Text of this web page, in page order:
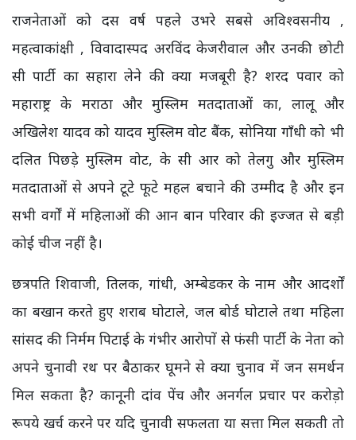
राजनेताओं को दस वर्ष पहले उभरे सबसे अविश्वसनीय ,
महत्वाकांक्षी , विवादास्पद अरविंद केजरीवाल और उनकी छोटी
सी पार्टी का सहारा लेने की क्या मजबूरी है? शरद पवार को
महाराष्ट्र के मराठा और मुस्लिम मतदाताओं का, लालू और
अखिलेश यादव को यादव मुस्लिम वोट बैंक, सोनिया गाँधी को भी
दलित पिछड़े मुस्लिम वोट, के सी आर को तेलगु और मुस्लिम
मतदाताओं से अपने टूटे फूटे महल बचाने की उम्मीद है और इन
सभी वर्गों में महिलाओं की आन बान परिवार की इज्जत से बड़ी
कोई चीज नहीं है।
छत्रपति शिवाजी, तिलक, गांधी, अम्बेडकर के नाम और आदर्शों
का बखान करते हुए शराब घोटाले, जल बोर्ड घोटाले तथा महिला
सांसद की निर्मम पिटाई के गंभीर आरोपों से फंसी पार्टी के नेता को
अपने चुनावी रथ पर बैठाकर घूमने से क्या चुनाव में जन समर्थन
मिल सकता है? कानूनी दांव पेंच और अनर्गल प्रचार पर करोड़ो
रूपये खर्च करने पर यदि चुनावी सफलता या सत्ता मिल सकती तो